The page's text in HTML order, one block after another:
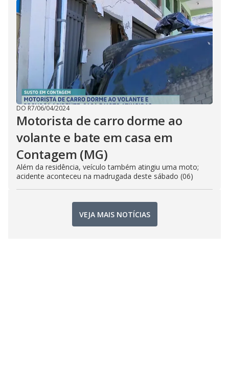
DO R7/06/04/2024
Motorista de carro dorme ao
volante e bate em casa em
Contagem (MG)
Além da residência, veículo também atingiu uma moto;
acidente aconteceu na madrugada deste sábado (06)
VEJA MAIS NOTÍCIAS